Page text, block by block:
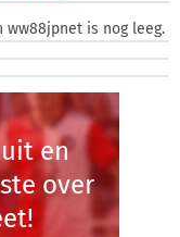
ww88jpnet is nog leeg.
en
over